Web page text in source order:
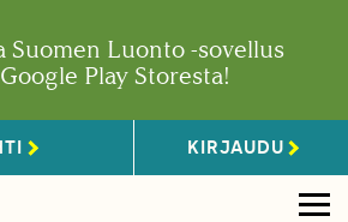
Suomen Luonto -sovellus
Google Play Storesta!
KIRJAUDU